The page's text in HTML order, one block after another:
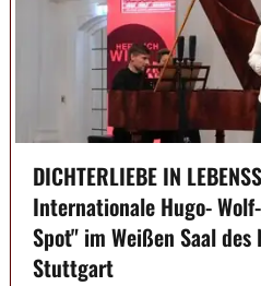
DICHTERLIEBE IN
Internationale Hugo-
Spot" im Weißen Saal des
Stuttgart